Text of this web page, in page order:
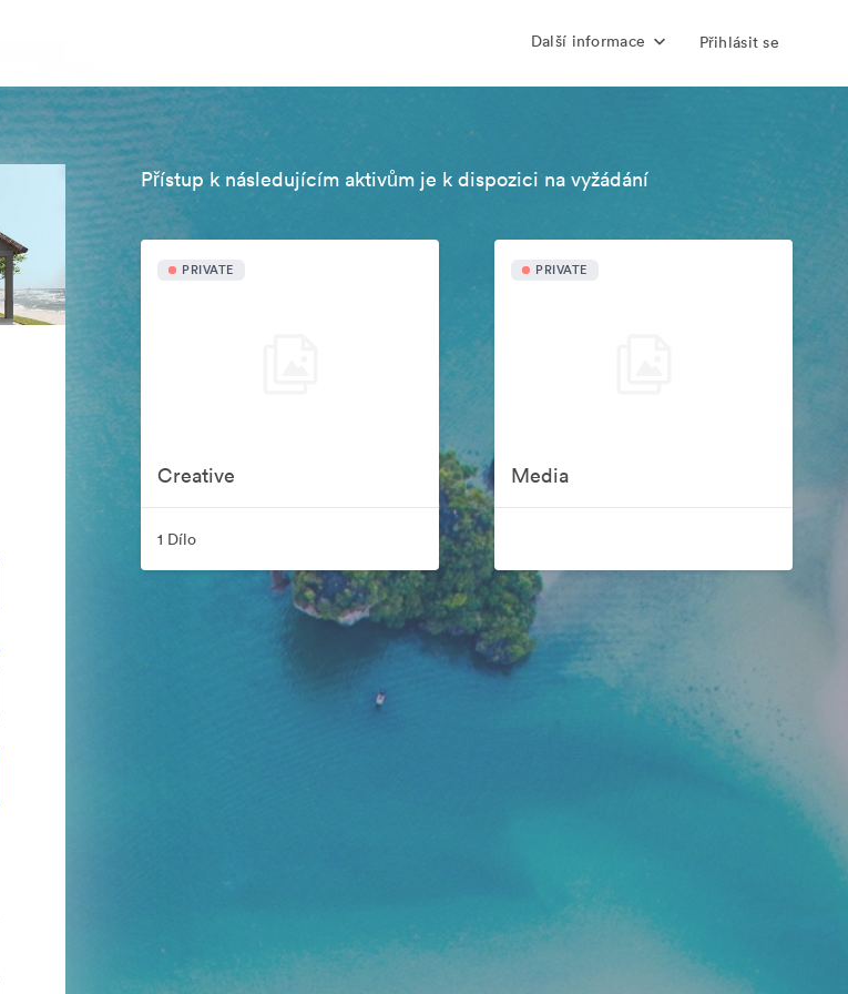
Další informace Přihlásit se
Přístup k následujícím aktivům je k dispozici na vyžádání
PRIVATE
Creative
1 Dílo
PRIVATE
Media